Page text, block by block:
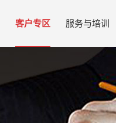
客户专区 服务与培训